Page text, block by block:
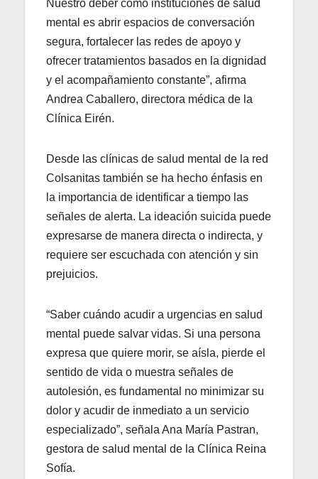
Nuestro deber como instituciones de salud
mental es abrir espacios de conversación
segura, fortalecer las redes de apoyo y
ofrecer tratamientos basados en la dignidad
y el acompañamiento constante”, afirma
Andrea Caballero, directora médica de la
Clínica Eirén.
Desde las clínicas de salud mental de la red
Colsanitas también se ha hecho énfasis en
la importancia de identificar a tiempo las
señales de alerta. La ideación suicida puede
expresarse de manera directa o indirecta, y
requiere ser escuchada con atención y sin
prejuicios.
“Saber cuándo acudir a urgencias en salud
mental puede salvar vidas. Si una persona
expresa que quiere morir, se aísla, pierde el
sentido de vida o muestra señales de
autolesión, es fundamental no minimizar su
dolor y acudir de inmediato a un servicio
especializado”, señala Ana María Pastran,
gestora de salud mental de la Clínica Reina
Sofía.